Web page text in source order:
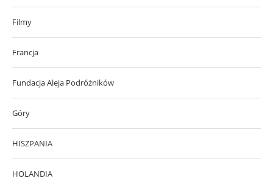
Filmy
Francja
Fundacja Aleja Podróżników
Góry
HISZPANIA
HOLANDIA